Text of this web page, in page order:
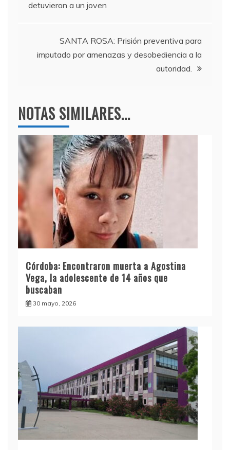
o
m
de
entradas
detuvieron a un joven
SANTA ROSA: Prisión preventiva para
imputado por amenazas y desobediencia a la
autoridad.
NOTAS SIMILARES...
Córdoba: Encontraron muerta a Agostina
Vega, la adolescente de 14 años que
buscaban
30 mayo, 2026